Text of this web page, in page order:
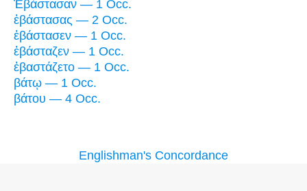
Ἐβάστασαν — 1 Occ.
ἐβάστασας — 2 Occ.
ἐβάστασεν — 1 Occ.
ἐβάσταζεν — 1 Occ.
ἐβαστάζετο — 1 Occ.
βάτῳ — 1 Occ.
βάτου — 4 Occ.
Englishman's Concordance